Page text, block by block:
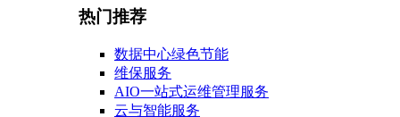
热门推荐
数据中心绿色节能
维保服务
AIO一站式运维管理服务
云与智能服务